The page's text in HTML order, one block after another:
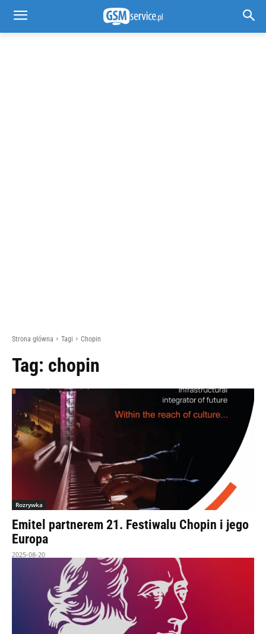
Strona główna Tagi Chopin
Tag: chopin
Rozrywka
Emitel partnerem 21. Festiwalu Chopin i jego
Europa
2025-08-20